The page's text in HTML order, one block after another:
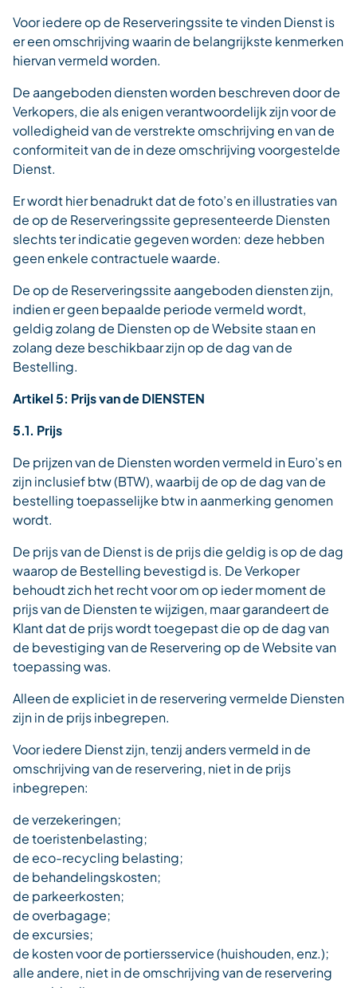
Voor iedere op de Reserveringssite te vinden Dienst is
er een omschrijving waarin de belangrijkste kenmerken
hiervan vermeld worden.
De aangeboden diensten worden beschreven door de
Verkopers, die als enigen verantwoordelijk zijn voor de
volledigheid van de verstrekte omschrijving en van de
conformiteit van de in deze omschrijving voorgestelde
Dienst.
Er wordt hier benadrukt dat de foto’s en illustraties van
de op de Reserveringssite gepresenteerde Diensten
slechts ter indicatie gegeven worden: deze hebben
geen enkele contractuele waarde.
De op de Reserveringssite aangeboden diensten zijn,
indien er geen bepaalde periode vermeld wordt,
geldig zolang de Diensten op de Website staan en
zolang deze beschikbaar zijn op de dag van de
Bestelling.
Artikel 5: Prijs van de DIENSTEN
5.1. Prijs
De prijzen van de Diensten worden vermeld in Euro’s en
zijn inclusief btw (BTW), waarbij de op de dag van de
bestelling toepasselijke btw in aanmerking genomen
wordt.
De prijs van de Dienst is de prijs die geldig is op de dag
waarop de Bestelling bevestigd is. De Verkoper
behoudt zich het recht voor om op ieder moment de
prijs van de Diensten te wijzigen, maar garandeert de
Klant dat de prijs wordt toegepast die op de dag van
de bevestiging van de Reservering op de Website van
toepassing was.
Alleen de expliciet in de reservering vermelde Diensten
zijn in de prijs inbegrepen.
Voor iedere Dienst zijn, tenzij anders vermeld in de
omschrijving van de reservering, niet in de prijs
inbegrepen:
de verzekeringen;
de toeristenbelasting;
de eco-recycling belasting;
de behandelingskosten;
de parkeerkosten;
de overbagage;
de excursies;
de kosten voor de portiersservice (huishouden, enz.);
alle andere, niet in de omschrijving van de reservering